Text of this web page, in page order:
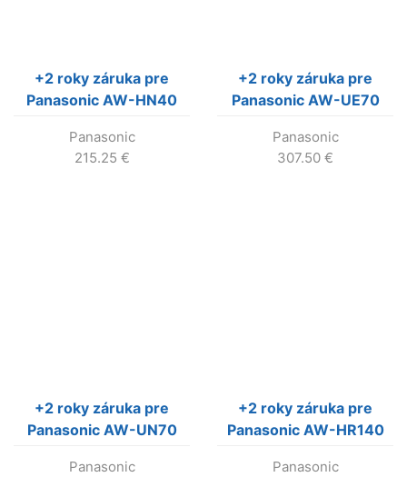
+2 roky záruka pre
Panasonic AW-HN40
Panasonic
215.25 €
+2 roky záruka pre
Panasonic AW-UE70
Panasonic
307.50 €
+2 roky záruka pre
Panasonic AW-UN70
Panasonic
+2 roky záruka pre
Panasonic AW-HR140
Panasonic